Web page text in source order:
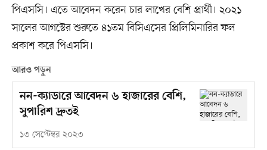
পিএসসি। এতে আবেদন করেন চার লাখের বেশি প্রার্থী। ২০২১
সালের আগস্টের শুরুতে ৪১তম বিসিএসের প্রিলিমিনারির ফল
প্রকাশ করে পিএসসি।
আরও পড়ুন
নন-ক্যাডারে আবেদন ৬ হাজারের বেশি,
সুপারিশ দ্রুতই
১৩ সেপ্টেম্বর ২০২৩